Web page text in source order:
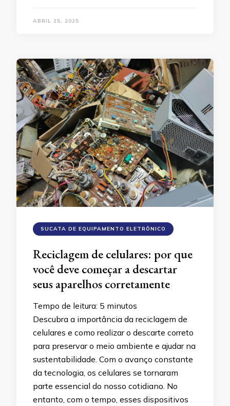
ABRIL 25, 2025
SUCATA DE EQUIPAMENTO ELETRÔNICO
Reciclagem de celulares: por que
você deve começar a descartar
seus aparelhos corretamente
Tempo de leitura: 5 minutos
Descubra a importância da reciclagem de
celulares e como realizar o descarte correto
para preservar o meio ambiente e ajudar na
sustentabilidade. Com o avanço constante
da tecnologia, os celulares se tornaram
parte essencial do nosso cotidiano. No
entanto, com o tempo, esses dispositivos